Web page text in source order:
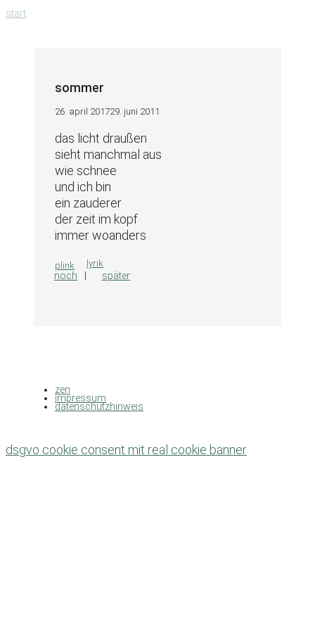
zum
start
sommer
26. april 201729. juni 2011
das licht draußen
sieht manchmal aus
wie schnee
und ich bin
ein zauderer
der zeit im kopf
immer woanders
plink kategorien
lyrik
noch später
zen
impressum
datenschutzhinweis
dsgvo cookie consent mit real cookie banner